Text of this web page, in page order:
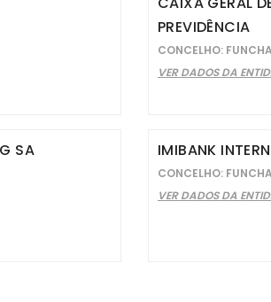
PREVIDÊNCIA
CONCELHO:
VER DADOS DA
SA IMIBANK
CONCELHO:
VER DADOS DA